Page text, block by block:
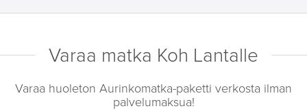
Varaa matka Koh Lantalle
Varaa huoleton Aurinkomatka-paketti verkosta ilman
palvelumaksua!